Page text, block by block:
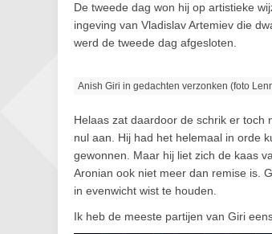
De tweede dag won hij op artistieke
ingeving van Vladislav Artemiev die
werd de tweede dag afgesloten.
Anish Giri in gedachten verzonken (foto
Helaas zat daardoor de schrik er toch
nul aan. Hij had het helemaal in orde
gewonnen. Maar hij liet zich de kaas
Aronian ook niet meer dan remise is.
in evenwicht wist te houden.
Ik heb de meeste partijen van Giri